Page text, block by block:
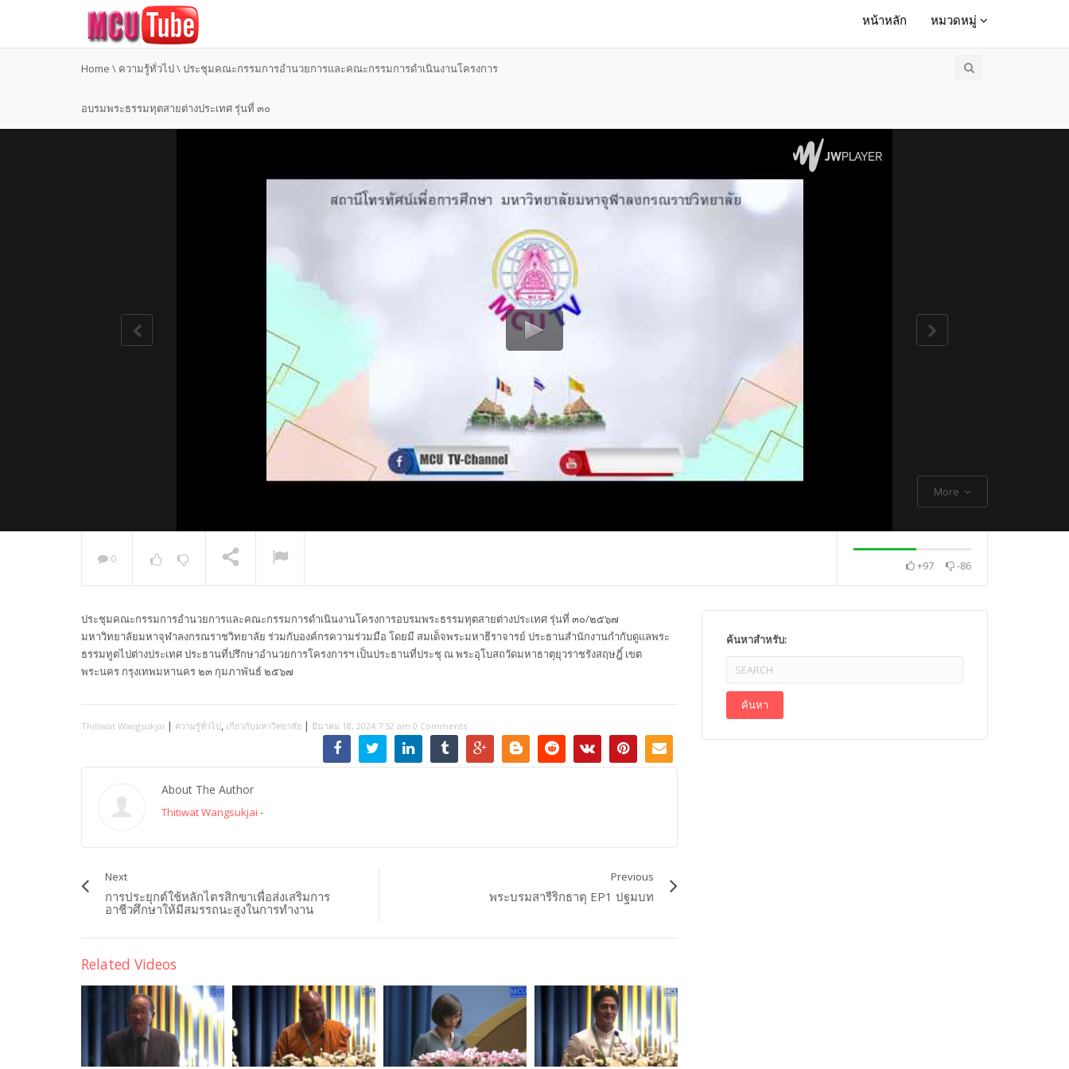
หน้าหลัก หมวดหมู่
Home \ ความรู้ทั่วไป\ประชุมคณะกรรมการอำนวยการและคณะกรรมการดำเนินงานโครงการ
อบรมพระธรรมทุตสายต่างประเทศ รุ่นที่ ๓๐
More
NOW PLAYING
กล่าวแสดงความยินดี
ความยินดี
Most Ven Dr. Thch Quang
0 +97 -86
ประชุมคณะกรรมการอำนวยการและคณะกรรมการดำเนินงานโครงการอบรมพระธรรมทุตสายต่างประเทศ รุ่นที่ ๓๐/๒๕๖๗
มหาวิทยาลัยมหาจุฬาลงกรณราชวิทยาลัย ร่วมกับองค์กรความร่วมมือ โดยมี สมเด็จพระมหาธีราจารย์ ประธานสำนักงานกำกับดูแลพระ
ธรรมทูตไปต่างประเทศ ประธานที่ปรึกษาอำนวยการโครงการฯ เป็นประธานที่ประชุ ณ พระอุโบสถวัดมหาธาตุยุวราชรังสฤษฎิ์ เขต
พระนคร กรุงเทพมหานคร ๒๓ กุมภาพันธ์ ๒๕๖๗
Thitiwat Wangsukjai | ความรู้ทั่วไป, เกี่ยวกับมหาวิทยาลัย | มีนาคม 18, 2024 7:52 am 0 Comments
About The Author
Thitiwat Wangsukjai -
Next
การประยุกต์ใช้หลักไตรสิกขาเพื่อส่งเสริมการ
อาชีวศึกษาให้มีสมรรถนะสูงในการทำงาน
Previous
พระบรมสารีริกธาตุ EP1 ปฐมบท
Related Videos
ค้นหาสำหรับ: